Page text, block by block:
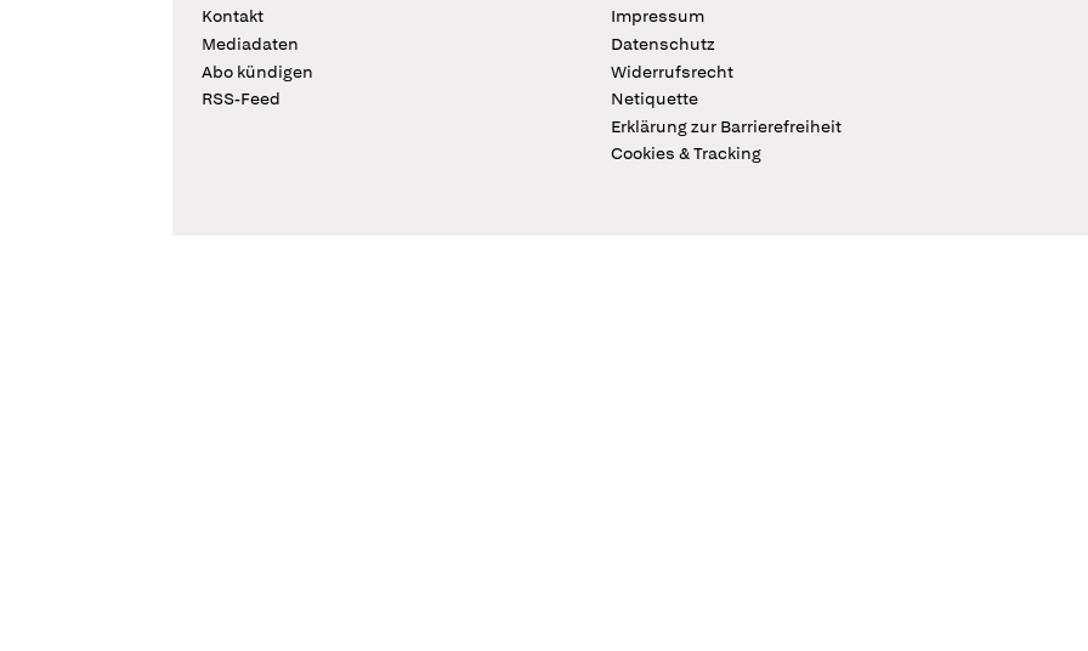
Kontakt
Mediadaten
Abo kündigen
RSS-Feed
Impressum
Datenschutz
Widerrufsrecht
Netiquette
Erklärung zur Barrierefreiheit
Cookies & Tracking